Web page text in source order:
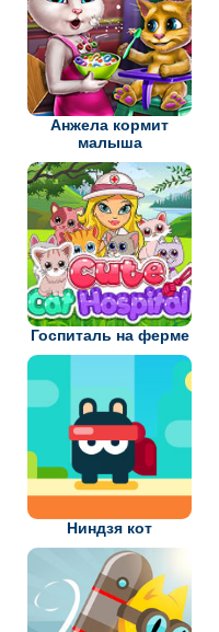
Анжела кормит
малыша
Госпиталь на ферме
Ниндзя кот